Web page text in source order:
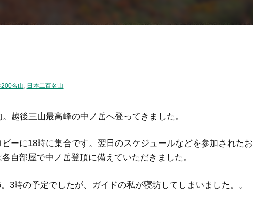
200名山, 日本二百名山
越後三山最高峰の中ノ岳へ登ってきました。
ーに18時に集合です。翌日のスケジュールなどを参加されたお
自部屋で中ノ岳登頂に備えていただきました。
3時の予定でしたが、ガイドの私が寝坊してしまいました。。